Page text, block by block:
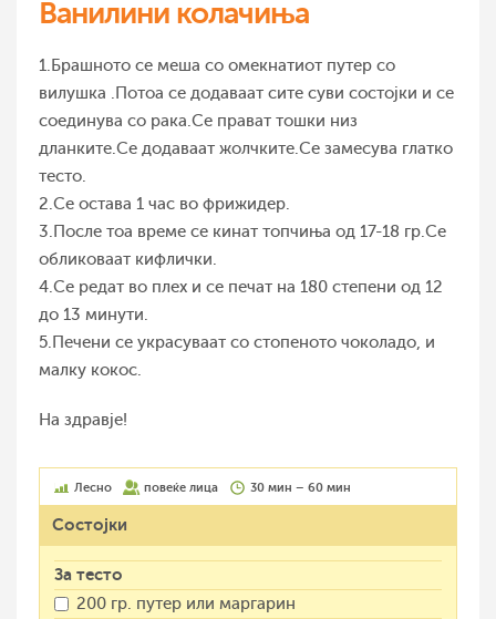
Ванилини колачиња
1.Брашното се меша со омекнатиот путер со
вилушка .Потоа се додаваат сите суви состојки и се
соединува со рака.Се прават тошки низ
дланките.Се додаваат жолчките.Се замесува глатко
тесто.
2.Се остава 1 час во фрижидер.
3.После тоа време се кинат топчиња од 17-18 гр.Се
обликоваат кифлички.
4.Се редат во плех и се печат на 180 степени од 12
до 13 минути.
5.Печени се украсуваат со стопеното чоколадо, и
малку кокос.
На здравје!
Лесно повеќе лица 30 мин – 60 мин
Состојки
За тесто
200 гр. путер или маргарин